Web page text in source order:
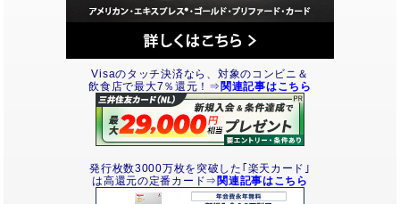
Visaのタッチ決済なら、対象のコンビニ＆
飲食店で最大7％還元！⇒ 関連記事はこちら
発行枚数3000万枚を突破した｢楽天カード｣
は高還元の定番カード⇒ 関連記事はこちら